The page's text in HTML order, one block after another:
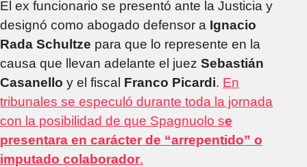
El ex funcionario se presentó ante la Justicia y
designó como abogado defensor a Ignacio
Rada Schultze para que lo represente en la
causa que llevan adelante el juez Sebastián
Casanello y el fiscal Franco Picardi. En
tribunales se especuló durante toda la jornada
con la posibilidad de que Spagnuolo se
presentara en carácter de “arrepentido” o
imputado colaborador.